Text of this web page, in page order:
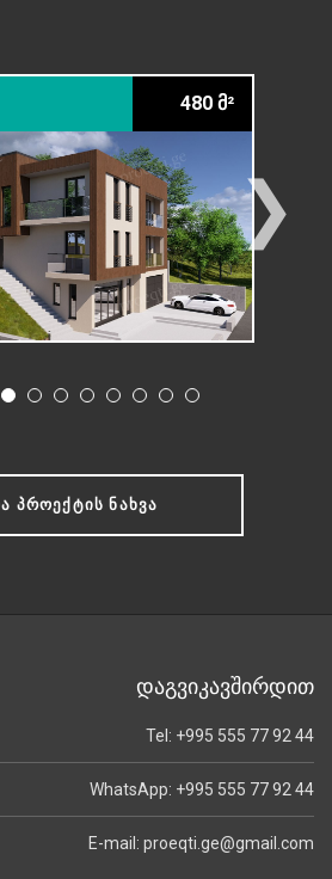
480 მ²
❯
ᲞᲠᲝᲔᲥᲢᲘᲡ ᲜᲐᲮᲕᲐ
დაგვიკავშირდით
Tel: +995 555 77 92 44
WhatsApp: +995 555 77 92 44
E-mail: proeqti.ge@gmail.com